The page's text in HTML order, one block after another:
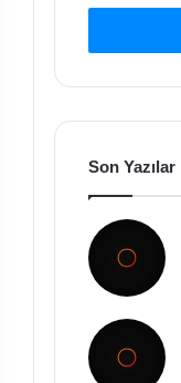
Son Yazılar